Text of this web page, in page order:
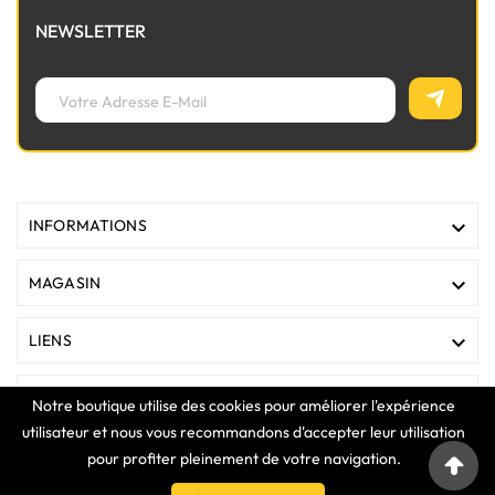
Notre boutique utilise des cookies pour améliorer l'expérience
utilisateur et nous vous recommandons d'accepter leur utilisation
pour profiter pleinement de votre navigation.
NEWSLETTER
INFORMATIONS 
MAGASIN 
LIENS 
VOTRE COMPTE 
COPYRIGHT © 2025 Clavier Express